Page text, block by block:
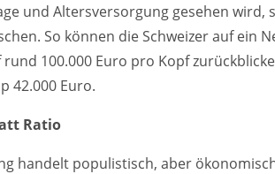
und Altersversorgung gesehen
So können die Schweizer auf ein
100.000 Euro pro Kopf
42.000 Euro.
Ratio
handelt populistisch, aber